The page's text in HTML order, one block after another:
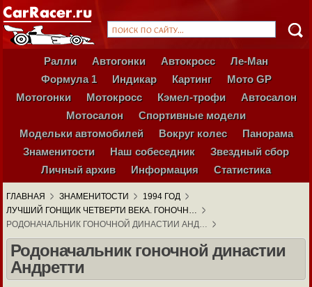
Ралли Автогонки Автокросс
Ле-Ман
Формула 1
Индикар Картинг
Мото GP
Мотогонки
Мотокросс Кэмел-трофи
Автосалон
Мотосалон
Спортивные модели
Модельки автомобилей
Вокруг колес
Панорама
Знаменитости
Наш собеседник
Звездный сбор
Личный архив
Информация Статистика
ГЛАВНАЯ ЗНАМЕНИТОСТИ
1994 ГОД
ЛУЧШИЙ ГОНЩИК ЧЕТВЕРТИ ВЕКА. ГОНОЧН…
РОДОНАЧАЛЬНИК ГОНОЧНОЙ ДИНАСТИИ АНД…
Родоначальник гоночной династии
Андретти